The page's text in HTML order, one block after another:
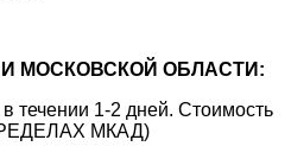
МОСКОВСКОЙ ОБЛАСТИ:
течении 1-2 дней. Стоимость
МКАД)